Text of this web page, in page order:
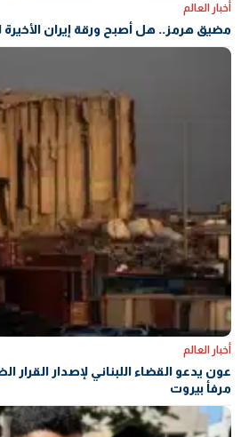
أخبار العالم
مضيق هرمز.. هل أصبح ورقة إيران
أخبار العالم
عون يدعو القضاء اللبناني لإصدار القرار
مرفأ بيروت